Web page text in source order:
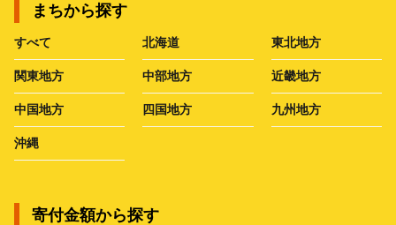
まちから探す
すべて 北海道 東北地方
関東地方 中部地方 近畿地方
中国地方 四国地方 九州地方
沖縄
寄付金額から探す